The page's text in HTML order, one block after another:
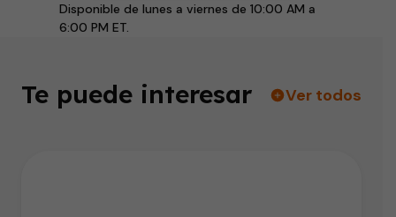
Disponible de lunes a viernes de 10:00 AM a
6:00 PM ET.
Te puede interesar Ver todos